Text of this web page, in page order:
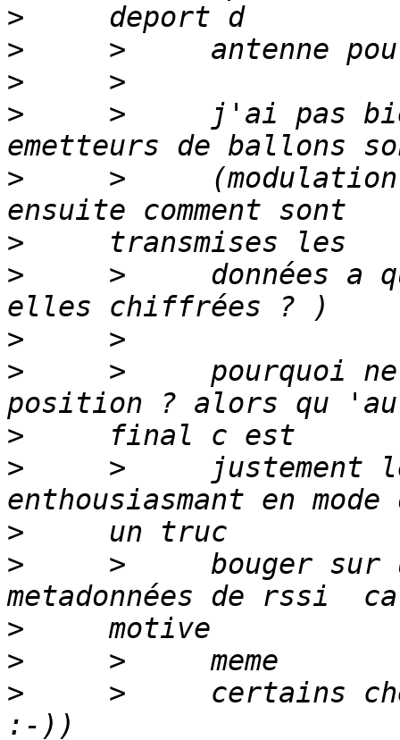
>
>
>
>
>     j'ai pas
>
>
>
>
>     données a
>
>
>     pourquoi
>
>
>     justement
>
>
>     bouger sur
>
>
>
>     certains